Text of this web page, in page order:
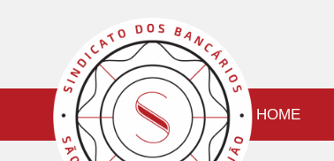
HOME